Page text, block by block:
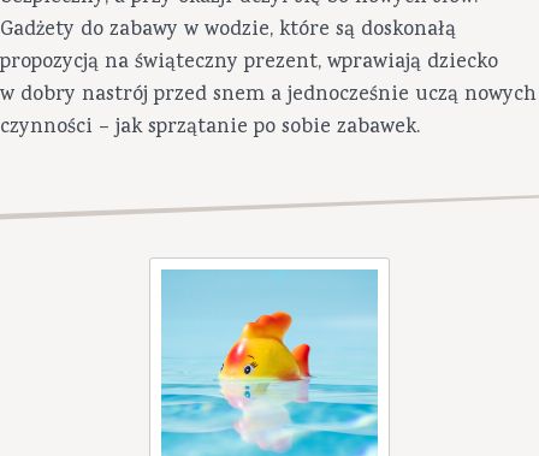
Gadżety do zabawy w wodzie, które są doskonałą
propozycją na świąteczny prezent, wprawiają dziecko
w dobry nastrój przed snem a jednocześnie uczą nowych
czynności – jak sprzątanie po sobie zabawek.